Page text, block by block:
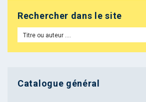
Rechercher dans le site
Catalogue général